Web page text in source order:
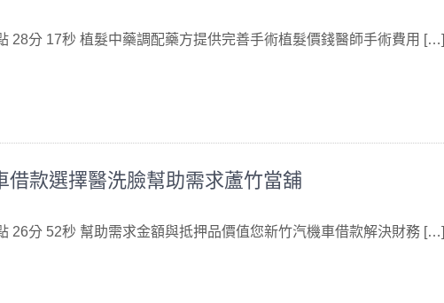
28分 17秒 植髮中藥調配藥方提供完善手術植髮價錢醫師手術費用 […]
借款選擇醫洗臉幫助需求蘆竹當舖
26分 52秒 幫助需求金額與抵押品價值您新竹汽機車借款解決財務 […]